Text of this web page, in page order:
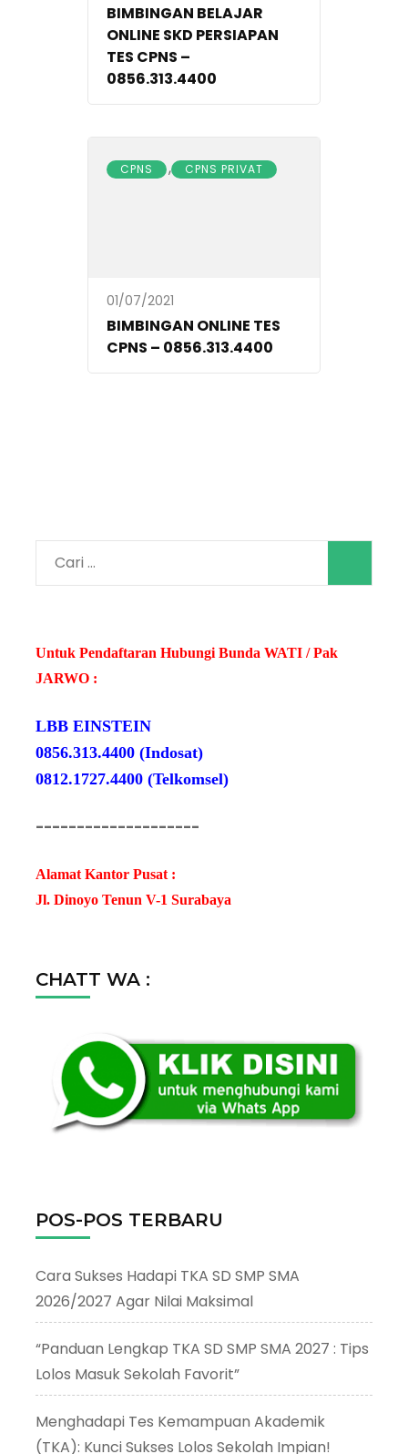
BIMBINGAN BELAJAR
ONLINE SKD PERSIAPAN
TES CPNS –
0856.313.4400
CPNS , CPNS PRIVAT
01/07/2021
BIMBINGAN ONLINE TES
CPNS – 0856.313.4400
Cari
untuk:
Untuk Pendaftaran Hubungi Bunda WATI / Pak
JARWO :
LBB EINSTEIN
0856.313.4400 (Indosat)
0812.1727.4400 (Telkomsel)
--------------------
Alamat Kantor Pusat :
Jl. Dinoyo Tenun V-1 Surabaya
CHATT WA :
POS-POS TERBARU
Cara Sukses Hadapi TKA SD SMP SMA
2026/2027 Agar Nilai Maksimal
“Panduan Lengkap TKA SD SMP SMA 2027 : Tips
Lolos Masuk Sekolah Favorit”
Menghadapi Tes Kemampuan Akademik
(TKA): Kunci Sukses Lolos Sekolah Impian!